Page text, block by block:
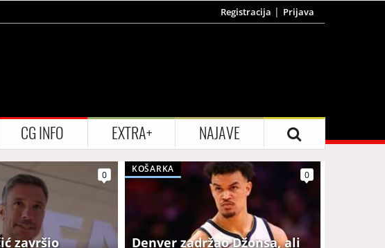
Registracija Prijava
CG INFO EXTRA+ NAJAVE
završio
0
Denver zadržao Džonsa, ali
KOŠARKA
0